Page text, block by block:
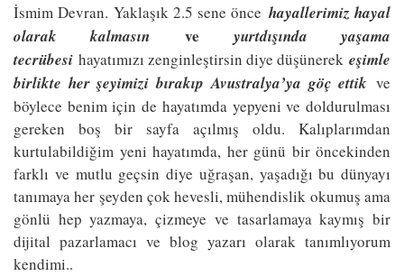
İsmim Devran. Yaklaşık 2.5 sene önce hayallerimiz hayal
olarak kalmasın veyurtdışında yaşama
tecrübesi hayatımızı zenginleştirsin diye düşünerek eşimle
birlikte her şeyimizi bırakıp Avustralya’ya göç ettik ve
böylece benim için de hayatımda yepyeni ve doldurulması
gereken boş bir sayfa açılmış oldu. Kalıplarımdan
kurtulabildiğim yeni hayatımda, her günü bir öncekinden
farklı ve mutlu geçsin diye uğraşan, yaşadığı bu dünyayı
tanımaya her şeyden çok hevesli, mühendislik okumuş ama
gönlü hep yazmaya, çizmeye ve tasarlamaya kaymış bir
dijital pazarlamacı ve blog yazarı olarak tanımlıyorum
kendimi..